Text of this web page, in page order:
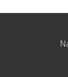
emerytury,